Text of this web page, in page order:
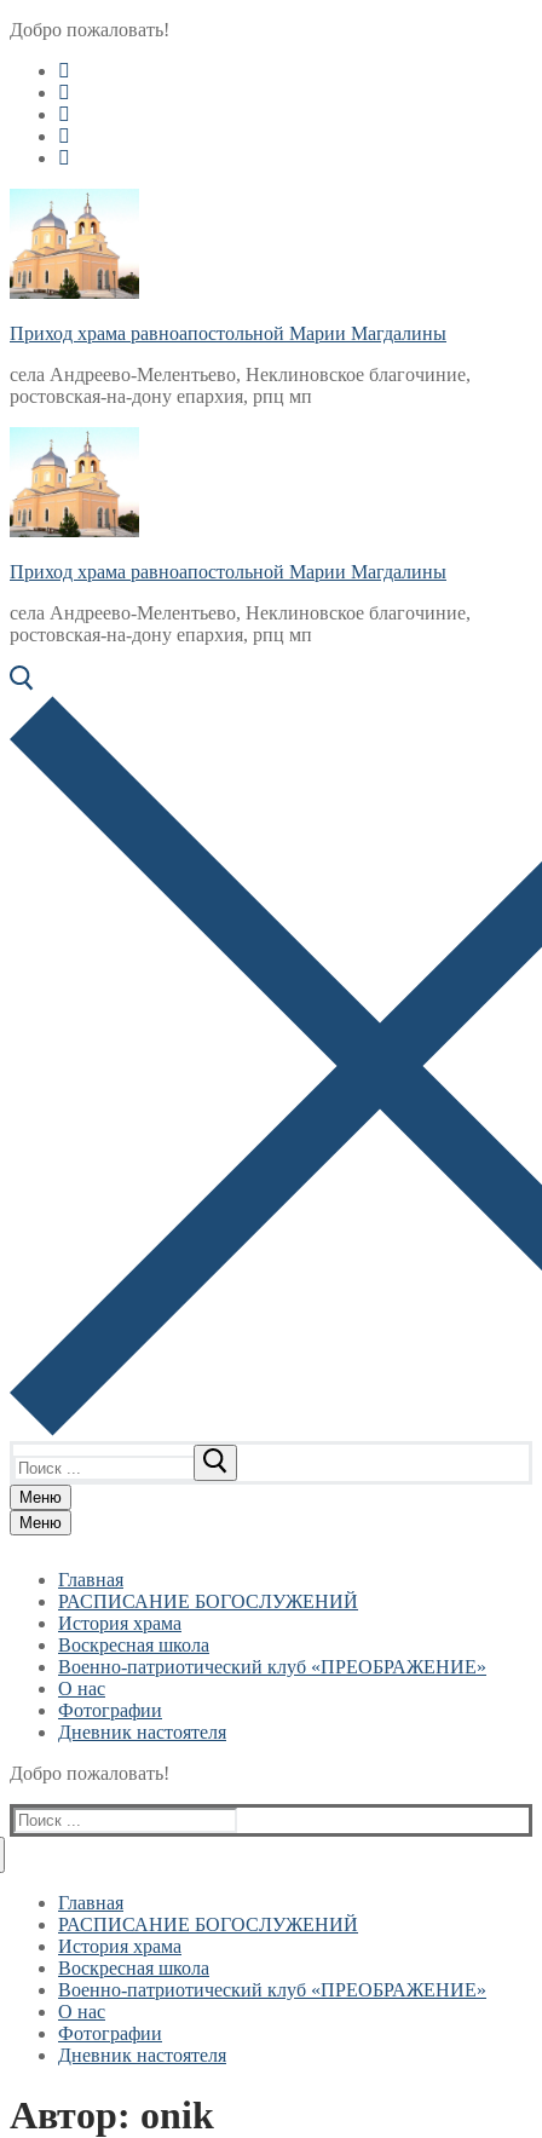
Перейти
содержимому
Меню
Закрыть
Добро пожаловать!
Приход храма равноапостольной Марии Магдалины
села Андреево-Мелентьево, Неклиновское благочиние,
ростовская-на-дону епархия, рпц мп
Приход храма равноапостольной Марии Магдалины
села Андреево-Мелентьево, Неклиновское благочиние,
ростовская-на-дону епархия, рпц мп
Меню
Меню
Главная
РАСПИСАНИЕ БОГОСЛУЖЕНИЙ
История храма
Воскресная школа
Военно-патриотический клуб «ПРЕОБРАЖЕНИЕ»
О нас
Фотографии
Дневник настоятеля
Добро пожаловать!
Найти:
Главная
РАСПИСАНИЕ БОГОСЛУЖЕНИЙ
История храма
Воскресная школа
Военно-патриотический клуб «ПРЕОБРАЖЕНИЕ»
О нас
Фотографии
Дневник настоятеля
Автор: onik